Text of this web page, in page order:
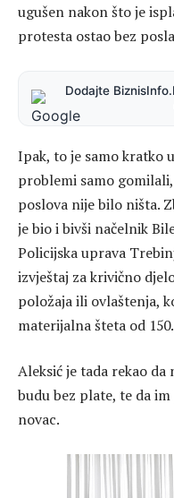
ugušen nakon što je
protesta ostao bez
Dodajte
Ipak, to je samo kratko
problemi samo
poslova nije bilo ništa.
je bio i bivši načelnik
Policijska uprava
izvještaj za krivično
položaja ili ovlaštenja,
materijalna šteta od
Aleksić je tada rekao
budu bez plate, te da
novac.